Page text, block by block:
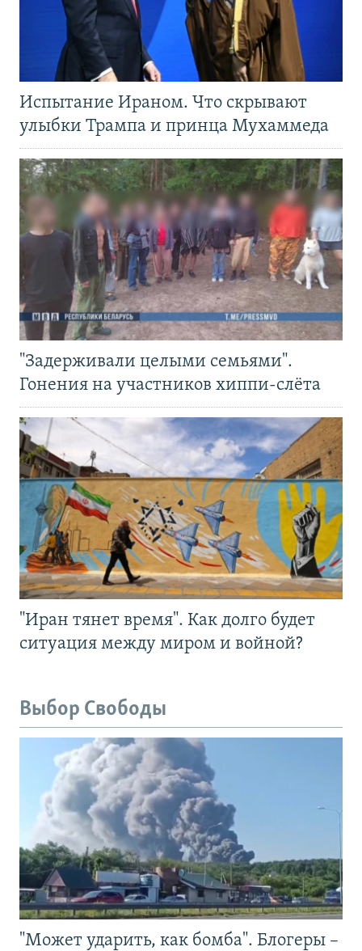
Испытание Ираном. Что скрывают
улыбки Трампа и принца Мухаммеда
"Задерживали целыми семьями".
Гонения на участников хиппи-слёта
"Иран тянет время". Как долго будет
ситуация между миром и войной?
Выбор Свободы
"Может ударить, как бомба". Блогеры –